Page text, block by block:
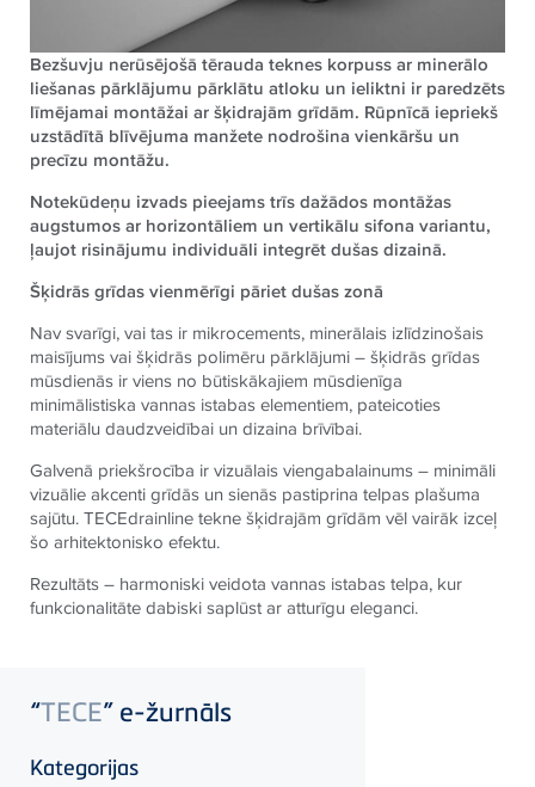
Bezšuvju nerūsējošā tērauda teknes korpuss ar minerālo
liešanas pārklājumu pārklātu atloku un ieliktni ir paredzēts
līmējamai montāžai ar šķidrajām grīdām. Rūpnīcā iepriekš
uzstādītā blīvējuma manžete nodrošina vienkāršu un
precīzu montāžu.
Notekūdeņu izvads pieejams trīs dažādos montāžas
augstumos ar horizontāliem un vertikālu sifona variantu,
ļaujot risinājumu individuāli integrēt dušas dizainā.
Šķidrās grīdas vienmērīgi pāriet dušas zonā
Nav svarīgi, vai tas ir mikrocements, minerālais izlīdzinošais
maisījums vai šķidrās polimēru pārklājumi – šķidrās grīdas
mūsdienās ir viens no būtiskākajiem mūsdienīga
minimālistiska vannas istabas elementiem, pateicoties
materiālu daudzveidībai un dizaina brīvībai.
Galvenā priekšrocība ir vizuālais viengabalainums – minimāli
vizuālie akcenti grīdās un sienās pastiprina telpas plašuma
sajūtu.TECEdrainline tekne šķidrajām grīdām vēl vairāk izceļ
šo arhitektonisko efektu.
Rezultāts – harmoniski veidota vannas istabas telpa, kur
funkcionalitāte dabiski saplūst ar atturīgu eleganci.
“TECE” e-žurnāls
Kategorijas